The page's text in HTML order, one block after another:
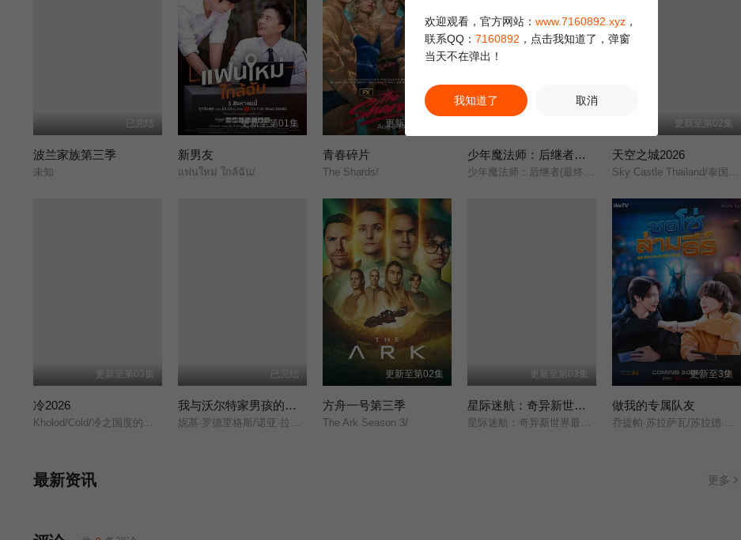
已完结
波兰家族第三季
未知
更新至第01集
新男友
แฟนใหม่ ใกล้ฉัน/
更新至第02集
青春碎片
The Shards/
少年魔法师：后继者第三季
少年魔法师：后继者(最终季)/
更新至第02集
天空之城2026
Sky Castle Thailand/泰国版天空之城/
更新至第03集
冷2026
已完结
我与沃尔特家男孩的生活第三季
更新至第02集
方舟一号第三季
The Ark Season 3/
更新至第03集
星际迷航：奇异新世界第四季
更新至3集
做我的专属队友
最新资讯 更多
欢迎观看，官方网站： www.7160892.xyz ，
联系QQ： 7160892 ，点击我知道了，弹窗
当天不在弹出！
我知道了 取消